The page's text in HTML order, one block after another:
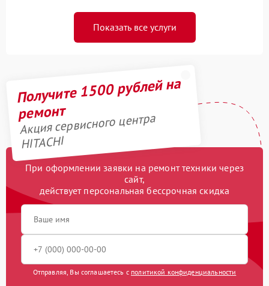
Показать все услуги
Получите 1500 рублей на
ремонт
Акция сервисного центра
HITACHI
При оформлении заявки на ремонт техники через
сайт,
действует персональная бессрочная скидка
Отправляя, Вы соглашаетесь с политикой конфиденциальности